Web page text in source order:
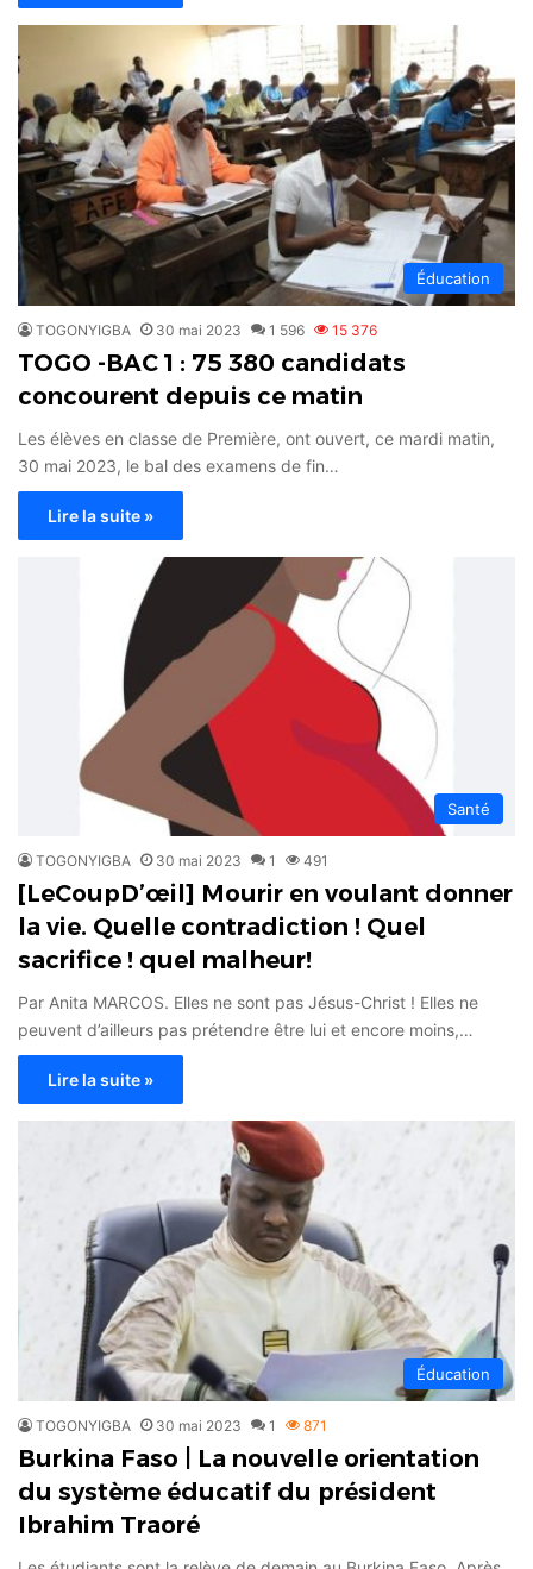
Éducation
TOGONYIGBA 30 mai 2023 1 596 15 376
TOGO -BAC 1 : 75 380 candidats
concourent depuis ce matin
Les élèves en classe de Première, ont ouvert, ce mardi matin,
30 mai 2023, le bal des examens de fin…
Lire la suite »
Santé
TOGONYIGBA 30 mai 2023 1 491
[LeCoupD’œil] Mourir en voulant donner
la vie. Quelle contradiction ! Quel
sacrifice ! quel malheur!
Par Anita MARCOS. Elles ne sont pas Jésus-Christ ! Elles ne
peuvent d’ailleurs pas prétendre être lui et encore moins,…
Lire la suite »
Éducation
TOGONYIGBA 30 mai 2023 1 871
Burkina Faso | La nouvelle orientation
du système éducatif du président
Ibrahim Traoré